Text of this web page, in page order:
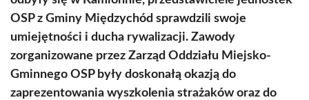
OSP z Gminy Międzychód sprawdzili swoje
umiejętności i ducha rywalizacji. Zawody
zorganizowane przez Zarząd Oddziału Miejsko-
Gminnego OSP były doskonałą okazją do
zaprezentowania wyszkolenia strażaków oraz do